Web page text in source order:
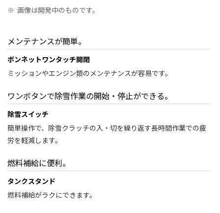
※ 画像は開発中のものです。
メンテナンスが簡単。
ボンネットワンタッチ開閉
ミッションやエンジン類のメンテナンスが容易です。
ワンボタンで除雪作業の開始・停止ができる。
除雪スイッチ
簡単操作で、除雪クラッチの入・切を繰り返す長時間作業での疲
労を軽減します。
燃料補給に便利。
タンクスタンド
燃料補給がラクにできます。